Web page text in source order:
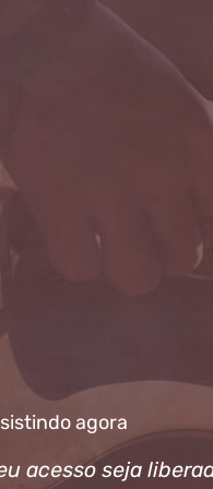
agora
acesso seja